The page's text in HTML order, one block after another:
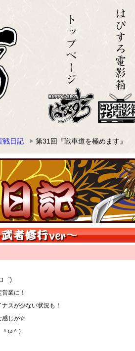
戦日記 第31回『戦車道を極めます』
゜)
業に！
スが少ない状況も！
感じが☆
ω＾）